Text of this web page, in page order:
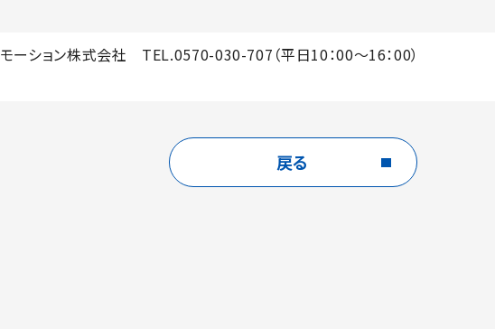
モーション株式会社 TEL.0570-030-707（平日10：00～16：00）
戻る